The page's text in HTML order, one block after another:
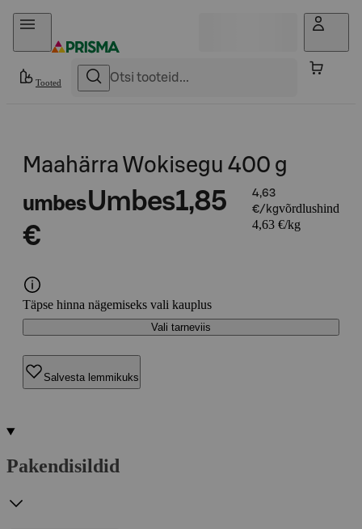
Otse sisu juurde
Tooted
Maahärra Wokisegu 400 g
umbesUmbes1,85
€
4,63
€/kgvõrdlushind
4,63 €/kg
Täpse hinna nägemiseks vali kauplus
Vali tarneviis
Salvesta lemmikuks
Pakendisildid